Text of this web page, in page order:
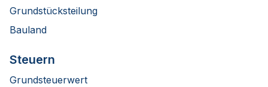
Grundstücksteilung
Bauland
Steuern
Grundsteuerwert